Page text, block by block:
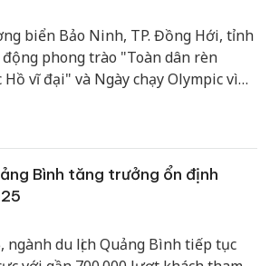
biển Bảo Ninh, TP. Đồng Hới, tỉnh
phong trào "Toàn dân rèn
vĩ đại" và Ngày chạy Olympic vì
Bình tăng trưởng ổn định
du lịch Quảng Bình tiếp tục